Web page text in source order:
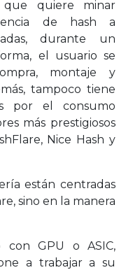
quiere minar
de hash a
durante un
el usuario se
montaje y
tampoco tiene
por el consumo
más prestigiosos
Nice Hash y
están centradas
sino en la manera
con GPU o ASIC,
a trabajar a su